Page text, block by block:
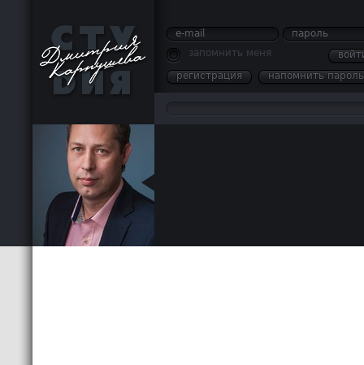
e-mail
пароль
запомнить меня
регистрация
напомнить пароль